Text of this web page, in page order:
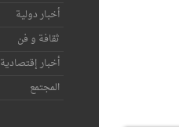
أخبار دولية
ثقافة و فن
أخبار إقتصادية
المجتمع